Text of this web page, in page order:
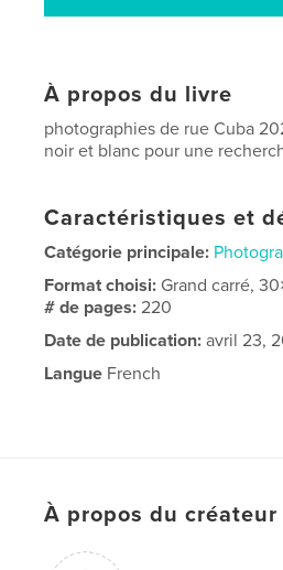
À propos du livre
photographies de rue Cuba
noir et blanc pour une
Caractéristiques et
Catégorie principale:
Format choisi: Grand carré,
# de pages:220
Date de publication: avril 23,
Langue French
À propos du créateur